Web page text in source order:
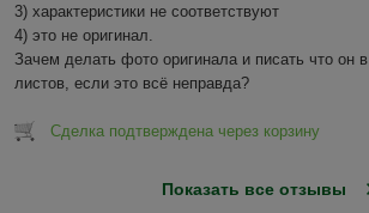
3) характеристики не соответствуют
4) это не оригинал.
Зачем делать фото оригинала и писать что он
листов, если это всё неправда?
Сделка подтверждена через корзину
Показать все отзывы